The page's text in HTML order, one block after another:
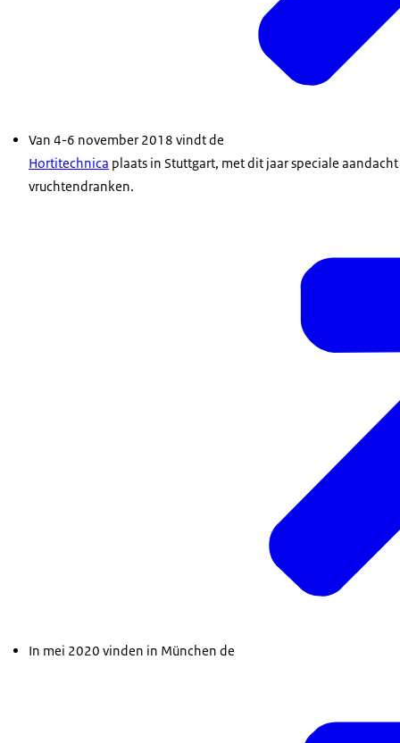
Van 4-6 november 2018 vindt de
Hortitechnica plaats in Stuttgart, met dit jaar speciale
vruchtendranken.
In mei 2020 vinden in München de